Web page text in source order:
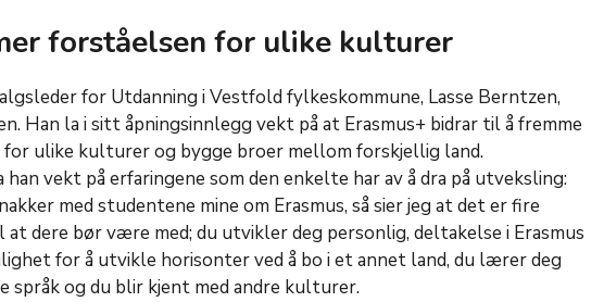
forståelsen for ulike kulturer
for Utdanning i Vestfold fylkeskommune, Lasse Berntzen,
Han la i sitt åpningsinnlegg vekt på at Erasmus+ bidrar til å fremme
ulike kulturer og bygge broer mellom forskjellig land.
han vekt på erfaringene som den enkelte har av å dra på utveksling:
med studentene mine om Erasmus, så sier jeg at det er fire
dere bør være med; du utvikler deg personlig, deltakelse i Erasmus
for å utvikle horisonter ved å bo i et annet land, du lærer deg
språk og du blir kjent med andre kulturer.